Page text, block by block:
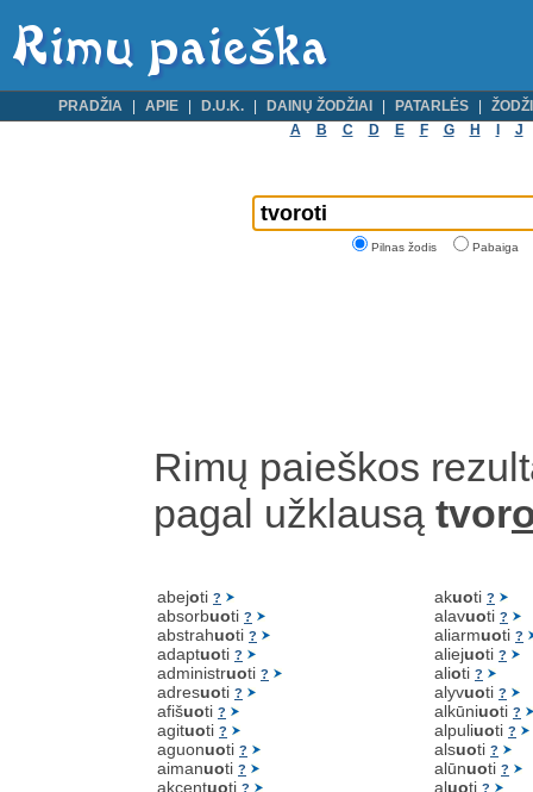
PRADŽIA APIE D.U.K. DAINŲ ŽODŽIAI PATARLĖS
A
B C D E F G H J
Pilnas žodis Pabaiga
Rimų paieškos
pagal užklausą tvor
abejoti ?
absorbuoti ?
abstrahuoti ?
adaptuoti ?
administruoti ?
adresuoti ?
afišuoti ?
agituoti ?
aguonuoti ?
aimanuoti ?
akcentuoti ?
akuoti ?
alavuoti ?
aliarmuoti ?
aliejuoti ?
alioti ?
alyvuoti ?
alkūniuoti ?
alpuliuoti ?
alsuoti ?
alūnuoti ?
aluoti ?